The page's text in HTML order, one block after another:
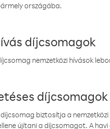
országába.
díjcsomagok
nemzetközi hívások
díjcsomagok
biztosítja a
újítani a díjcsomagot. A